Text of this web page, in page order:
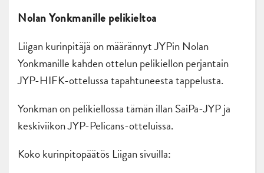
Nolan Yonkmanille pelikieltoa
Liigan kurinpitäjä on määrännyt JYPin Nolan
Yonkmanille kahden ottelun pelikiellon perjantain
JYP-HIFK-ottelussa tapahtuneesta tappelusta.
Yonkman on pelikiellossa tämän illan SaiPa-JYP ja
keskiviikon JYP-Pelicans-otteluissa.
Koko kurinpitopäätös Liigan sivuilla: